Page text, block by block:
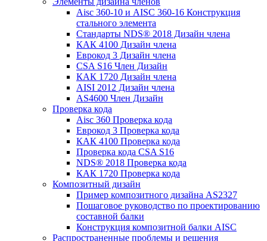
Aisc 360-10 и AISC 360-16 Конструкция
стального элемента
Стандарты NDS® 2018 Дизайн члена
КАК 4100 Дизайн члена
Еврокод 3 Дизайн члена
CSA S16 Член Дизайн
КАК 1720 Дизайн члена
AISI 2012 Дизайн члена
AS4600 Член Дизайн
Проверка кода
Aisc 360 Проверка кода
Еврокод 3 Проверка кода
КАК 4100 Проверка кода
Проверка кода CSA S16
NDS® 2018 Проверка кода
КАК 1720 Проверка кода
Композитный дизайн
Пример композитного дизайна AS2327
Пошаговое руководство по проектированию
составной балки
Конструкция композитной балки AISC
Распространенные проблемы и решения